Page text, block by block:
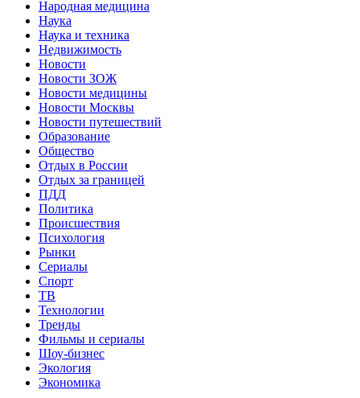
Народная медицина
Наука
Наука и техника
Недвижимость
Новости
Новости ЗОЖ
Новости медицины
Новости Москвы
Новости путешествий
Образование
Общество
Отдых в России
Отдых за границей
ПДД
Политика
Происшествия
Психология
Рынки
Сериалы
Спорт
ТВ
Технологии
Тренды
Фильмы и сериалы
Шоу-бизнес
Экология
Экономика